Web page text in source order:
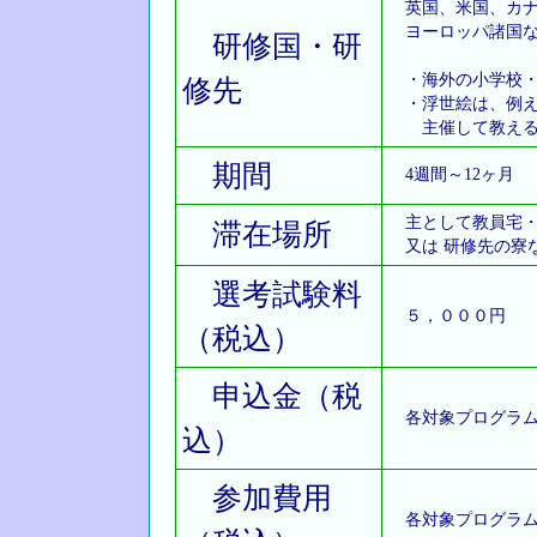
研修国・研
修先
英国、米国、カ
ヨーロッパ諸国
・海外の小学校
・浮世絵は、例
主催して教える
期間 4週間～12ヶ月
滞在場所
主として教員宅
又は 研修先の寮
選考試験料
（税込）
５，０００円
申込金（税
込）
各対象プログラ
参加費用
各対象プログラ